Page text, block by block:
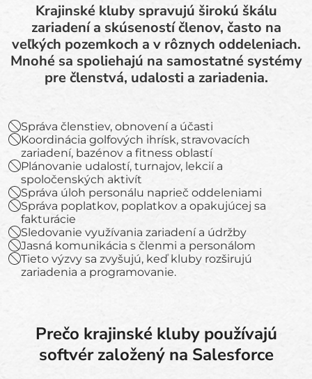
Krajinské kluby spravujú širokú škálu
zariadení a skúseností členov, často na
veľkých pozemkoch a v rôznych oddeleniach.
Mnohé sa spoliehajú na samostatné systémy
pre členstvá, udalosti a zariadenia.
Správa členstiev, obnovení a účasti
Koordinácia golfových ihrísk, stravovacích
zariadení, bazénov a fitness oblastí
Plánovanie udalostí, turnajov, lekcií a
spoločenských aktivít
Správa úloh personálu naprieč oddeleniami
Správa poplatkov, poplatkov a opakujúcej sa
fakturácie
Sledovanie využívania zariadení a údržby
Jasná komunikácia s členmi a personálom
Tieto výzvy sa zvyšujú, keď kluby rozširujú
zariadenia a programovanie.
Prečo krajinské kluby používajú
softvér založený na Salesforce